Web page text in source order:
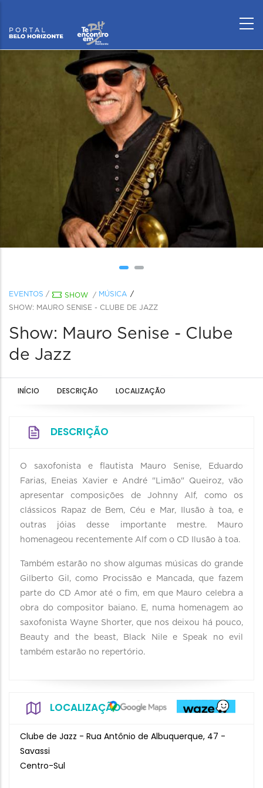
EVENTOS / SHOW / MÚSICA
SHOW: MAURO SENISE - CLUBE DE JAZZ
Show: Mauro Senise - Clube
de Jazz
INÍCIO DESCRIÇÃO LOCALIZAÇÃO
DESCRIÇÃO
O saxofonista e flautista Mauro Senise, Eduardo
Farias, Eneias Xavier e André "Limão" Queiroz, vão
apresentar composições de Johnny Alf, como os
clássicos Rapaz de Bem, Céu e Mar, Ilusão à toa, e
outras jóias desse importante mestre. Mauro
homenageou recentemente Alf com o CD Ilusão à toa.
Também estarão no show algumas músicas do grande
Gilberto Gil, como Procissão e Mancada, que fazem
parte do CD Amor até o fim, em que Mauro celebra a
obra do compositor baiano. E, numa homenagem ao
saxofonista Wayne Shorter, que nos deixou há pouco,
Beauty and the beast, Black Nile e Speak no evil
também estarão no repertório.
LOCALIZAÇÃO
Clube de Jazz - Rua Antônio de Albuquerque, 47 -
Savassi
Centro-Sul